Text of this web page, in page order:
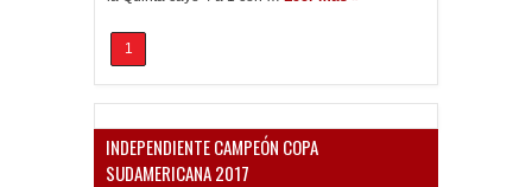
1
INDEPENDIENTE CAMPEÓN COPA
SUDAMERICANA 2017